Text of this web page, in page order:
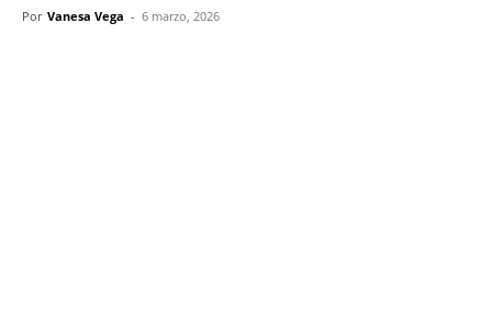
Por Vanesa Vega - 6 marzo, 2026